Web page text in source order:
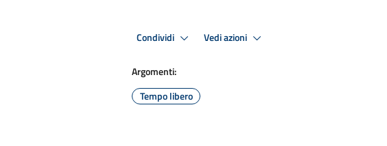
Condividi Vedi azioni
Argomenti:
Tempo libero